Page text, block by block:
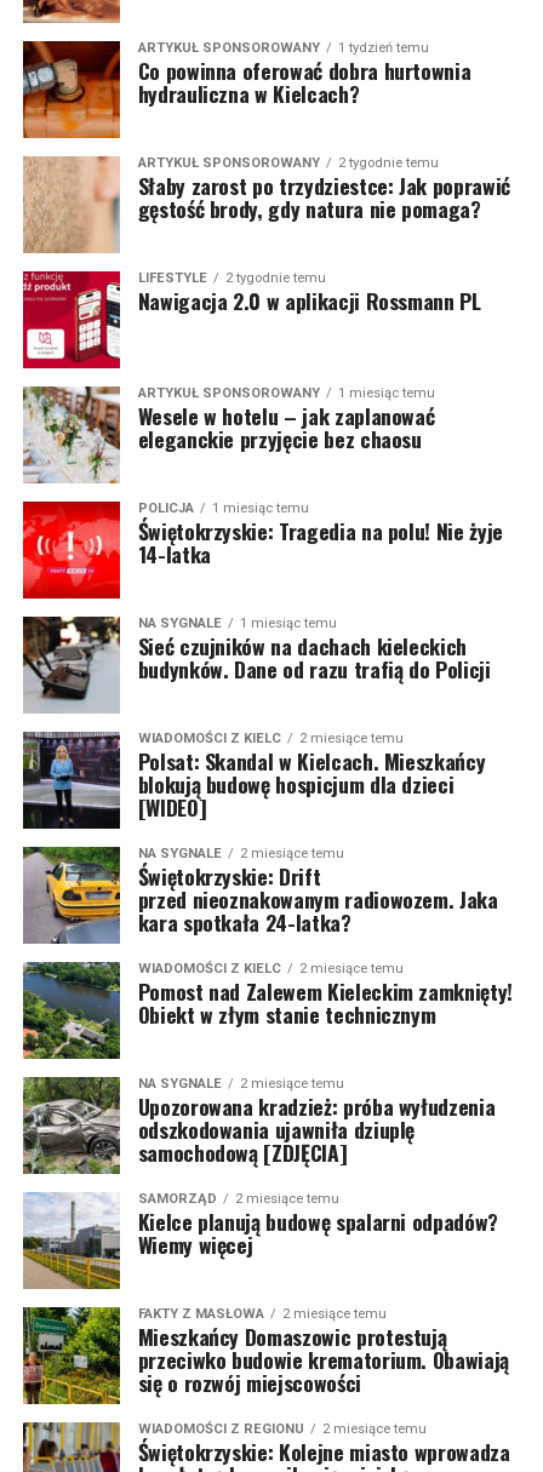
ARTYKUŁ SPONSOROWANY 1 tydzień temu
Co powinna oferować dobra hurtownia
hydrauliczna w Kielcach?
ARTYKUŁ SPONSOROWANY 2 tygodnie temu
Słaby zarost po trzydziestce: Jak poprawić
gęstość brody, gdy natura nie pomaga?
LIFESTYLE 2 tygodnie temu
Nawigacja 2.0 w aplikacji Rossmann PL
ARTYKUŁ SPONSOROWANY 1 miesiąc temu
Wesele w hotelu – jak zaplanować
eleganckie przyjęcie bez chaosu
POLICJA 1 miesiąc temu
Świętokrzyskie: Tragedia na polu! Nie żyje
14-latka
NA SYGNALE 1 miesiąc temu
Sieć czujników na dachach kieleckich
budynków. Dane od razu trafią do Policji
WIADOMOŚCI Z KIELC 2 miesiące temu
Polsat: Skandal w Kielcach. Mieszkańcy
blokują budowę hospicjum dla dzieci
[WIDEO]
NA SYGNALE 2 miesiące temu
Świętokrzyskie: Drift
przed nieoznakowanym radiowozem. Jaka
kara spotkała 24-latka?
WIADOMOŚCI Z KIELC 2 miesiące temu
Pomost nad Zalewem Kieleckim zamknięty!
Obiekt w złym stanie technicznym
NA SYGNALE 2 miesiące temu
Upozorowana kradzież: próba wyłudzenia
odszkodowania ujawniła dziuplę
samochodową [ZDJĘCIA]
SAMORZĄD 2 miesiące temu
Kielce planują budowę spalarni odpadów?
Wiemy więcej
FAKTY Z MASŁOWA 2 miesiące temu
Mieszkańcy Domaszowic protestują
przeciwko budowie krematorium. Obawiają
się o rozwój miejscowości
WIADOMOŚCI Z REGIONU 2 miesiące temu
Świętokrzyskie: Kolejne miasto wprowadza